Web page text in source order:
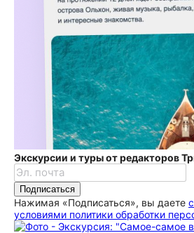
Экскурсии и туры от редакторов
Подписаться
Нажимая «Подписаться», вы даете
условиями политики обработки